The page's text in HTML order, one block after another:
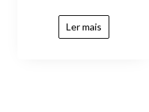
Ler mais